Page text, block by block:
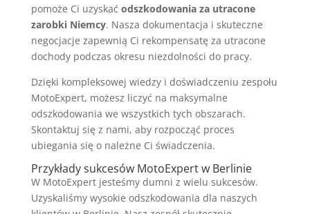
pomoże Ci uzyskać odszkodowania za utracone
zarobki Niemcy. Nasza dokumentacja i skuteczne
negocjacje zapewnią Ci rekompensatę za utracone
dochody podczas okresu niezdolności do pracy.
Dzięki kompleksowej wiedzy i doświadczeniu zespołu
MotoExpert, możesz liczyć na maksymalne
odszkodowania we wszystkich tych obszarach.
Skontaktuj się z nami, aby rozpocząć proces
ubiegania się o należne Ci świadczenia.
Przykłady sukcesów MotoExpert w Berlinie
W MotoExpert jesteśmy dumni z wielu sukcesów.
Uzyskaliśmy wysokie odszkodowania dla naszych